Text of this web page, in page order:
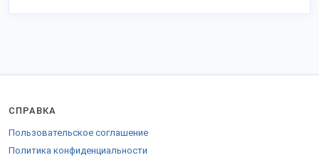
СПРАВКА
Пользовательское соглашение
Политика конфиденциальности